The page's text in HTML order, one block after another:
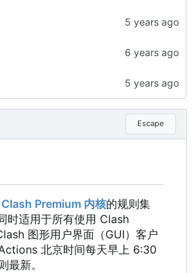
Escape
Clash Premium 内核的规则集
时适用于所有使用 Clash
图形用户界面 （GUI） 客户
北京时间每天早上 6:30
最新。